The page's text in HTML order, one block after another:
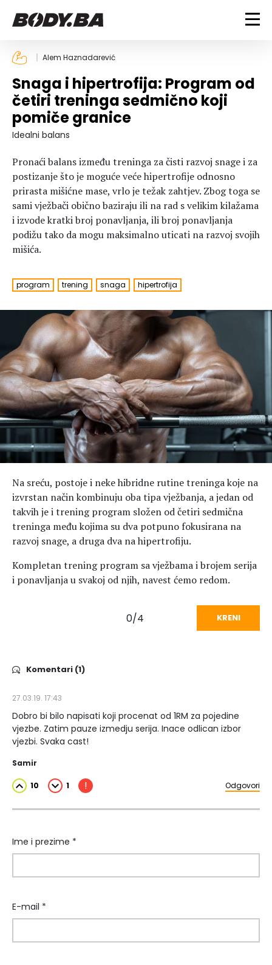
FITNESS
Vježbanje
Mršanje
Discipline
Indoor & Outdoor
BODYBUILDING
Trening i vježbe
Takmičarski bodybuilding
Ostalo
ISHRANA
Nutricionizam
Recepti
Suplementi
Tablica kalorija
ZDRAVLJE
Um i tijelo
Povrede i bolesti
Lifestyle
Trudnice
LIFESTYLE
Bodybuilding
Fitness
Ishrana
Hedonizam
VODA
Njega nje
Šminka
Tehnologija
KALORIJE
Alem Haznadarević
Snaga i hipertrofija: Program od
četiri treninga sedmično koji
pomiče granice
Idealni balans
Pronaći balans između treninga za čisti razvoj snage i za
postizanje što je moguće veće hipertrofije odnosno
prirasta mišićne mase, vrlo je težak zahtjev. Zbog toga se
sami vježbači obično baziraju ili na rad s velikim kilažama
i izvode kratki broj ponavljanja, ili broj ponavljanja
podižu tako da mogu maksimalno uticati na razvoj svojih
mišića.
program trening snaga hipertrofija
Na sreću, postoje i neke hibridne rutine treninga koje na
izvrstan način kombinuju oba tipa vježbanja, a jedan od
takvih je i trening program složen od četiri sedmična
treninga među kojima su dva potpuno fokusirana na
razvoj snage, a druga dva na hipertrofiju.
Kompletan trening program sa vježbama i brojem serija
i ponavljanja u svakoj od njih, navest ćemo redom.
0/4 KRENI
Komentari (1)
27.03.19. 17:43
Dobro bi bilo napisati koji procenat od 1RM za pojedine
vjezbe. Zatim pauze izmedju serija. Inace odlican izbor
vjezbi. Svaka cast!
Samir
10 1 ! Odgovori
Ime i prezime *
E-mail *